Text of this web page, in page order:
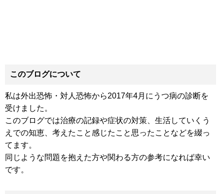
このブログについて
私は外出恐怖・対人恐怖から2017年4月にうつ病の診断を
受けました。
このブログでは治療の記録や症状の対策、生活していくう
えでの知恵、考えたこと感じたこと思ったことなどを綴っ
てます。
同じような問題を抱えた方や関わる方の参考になれば幸い
です。